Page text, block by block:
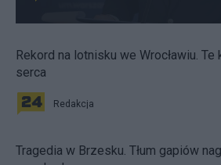
Rekord na lotnisku we Wrocławiu. Te
serca
Redakcja
Tragedia w Brzesku. Tłum gapiów